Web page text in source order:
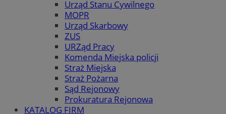
Urząd Stanu Cywilnego
MOPR
Urząd Skarbowy
ZUS
URZąd Pracy
Komenda Miejska policji
Straż Miejska
Straż Pożarna
Sąd Rejonowy
Prokuratura Rejonowa
KATALOG FIRM